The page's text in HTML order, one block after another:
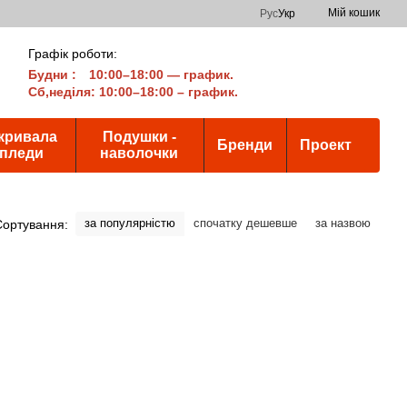
РусУкр Мій кошик
Графік роботи:
Будни :
10:00–18:00 — график.
Сб,неділя: 10:00–18:00 – график.
Подушки -
наволочки
Бренди Проект
за популярністю спочатку дешевше за назвою